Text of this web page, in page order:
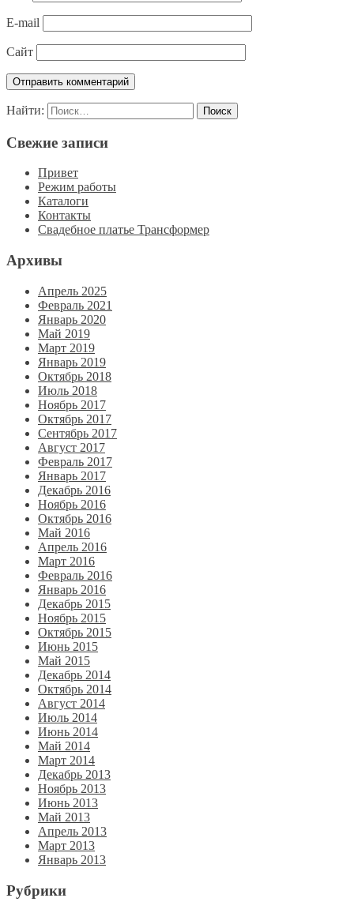
E-mail
Сайт
Найти:
Свежие записи
Привет
Режим работы
Каталоги
Контакты
Свадебное платье Трансформер
Архивы
Апрель 2025
Февраль 2021
Январь 2020
Май 2019
Март 2019
Январь 2019
Октябрь 2018
Июль 2018
Ноябрь 2017
Октябрь 2017
Сентябрь 2017
Август 2017
Февраль 2017
Январь 2017
Декабрь 2016
Ноябрь 2016
Октябрь 2016
Май 2016
Апрель 2016
Март 2016
Февраль 2016
Январь 2016
Декабрь 2015
Ноябрь 2015
Октябрь 2015
Июнь 2015
Май 2015
Декабрь 2014
Октябрь 2014
Август 2014
Июль 2014
Июнь 2014
Май 2014
Март 2014
Декабрь 2013
Ноябрь 2013
Июнь 2013
Май 2013
Апрель 2013
Март 2013
Январь 2013
Рубрики